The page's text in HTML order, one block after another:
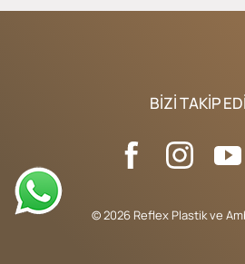
BIZI TAKIP
© 2026 Reflex Plastik ve